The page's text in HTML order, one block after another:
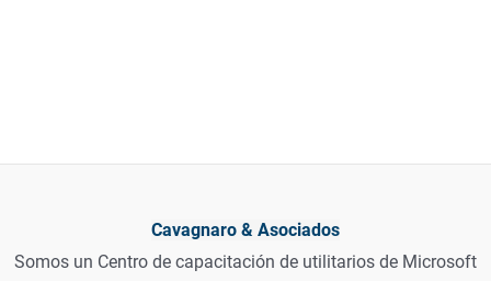
Cavagnaro & Asociados
Somos un Centro de capacitación de utilitarios de Microsoft